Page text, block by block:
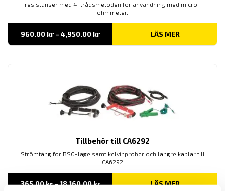
resistanser med 4-trådsmetoden för användning med micro-
ohmmeter.
960.00 kr – 4,950.00 krPrisintervall:
till
LÄS MER
Tillbehör till CA6292
Strömtång för BSG-läge samt kelvinprober och längre kablar till
CA6292
365.00kr–18,160.00krPrisintervall: LÄS MER